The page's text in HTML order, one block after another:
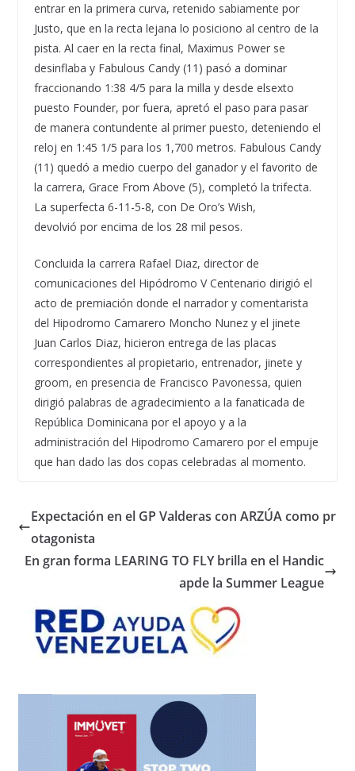
entrar en la primera curva, retenido sabiamente por
Justo, que en la recta lejana lo posiciono al centro de la
pista. Al caer en la recta final, Maximus Power se
desinflaba y Fabulous Candy (11) pasó a dominar
fraccionando 1:38 4/5 para la milla y desde elsexto
puesto Founder, por fuera, apretó el paso para pasar
de manera contundente al primer puesto, deteniendo el
reloj en 1:45 1/5 para los 1,700 metros. Fabulous Candy
(11) quedó a medio cuerpo del ganador y el favorito de
la carrera, Grace From Above (5), completó la trifecta.
La superfecta 6-11-5-8, con De Oro’s Wish,
devolvió por encima de los 28 mil pesos.
Concluida la carrera Rafael Diaz, director de
comunicaciones del Hipódromo V Centenario dirigió el
acto de premiación donde el narrador y comentarista
del Hipodromo Camarero Moncho Nunez y el jinete
Juan Carlos Diaz, hicieron entrega de las placas
correspondientes al propietario, entrenador, jinete y
groom, en presencia de Francisco Pavonessa, quien
dirigió palabras de agradecimiento a la fanaticada de
República Dominicana por el apoyo y a la
administración del Hipodromo Camarero por el empuje
que han dado las dos copas celebradas al momento.
Expectación en el GP Valderas con ARZÚA como pr
otagonista
En gran forma LEARING TO FLY brilla en el Handic
apde la Summer League